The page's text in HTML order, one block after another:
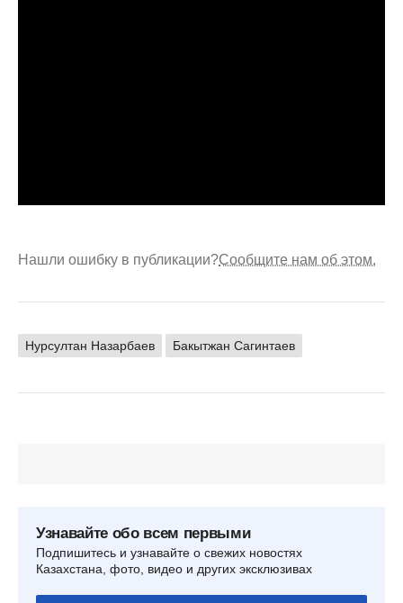
Нашли ошибку в публикации?Сообщите нам об этом.
Нурсултан Назарбаев Бакытжан Сагинтаев
Узнавайте обо всем первыми
Подпишитесь и узнавайте о свежих новостях
Казахстана, фото, видео и других эксклюзивах